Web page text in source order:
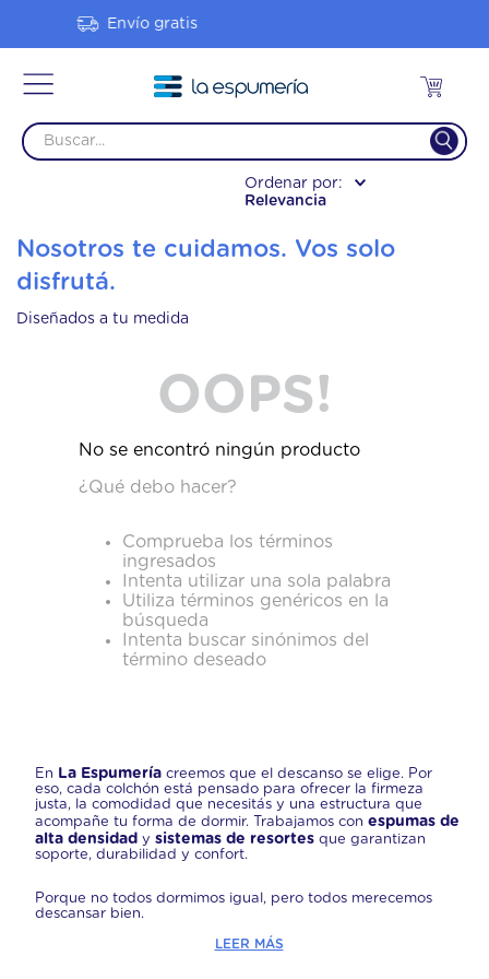
Relevancia
Nosotros te cuidamos. Vos solo
disfrutá.
Diseñados a tu medida
OOPS!
No se encontró ningún producto
¿Qué debo hacer?
Comprueba los términos
ingresados
Intenta utilizar una sola palabra
Utiliza términos genéricos en la
búsqueda
Intenta buscar sinónimos del
término deseado
En La Espumería creemos que el descanso se elige. Por
eso, cada colchón está pensado para ofrecer la firmeza
justa, la comodidad que necesitás y una estructura que
acompañe tu forma de dormir. Trabajamos con espumas de
alta densidad y sistemas de resortes que garantizan
soporte, durabilidad y confort.
Porque no todos dormimos igual, pero todos merecemos
descansar bien.
LEER MÁS